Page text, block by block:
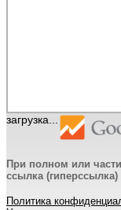
загрузка...
При полном или
ссылка (гиперссылка)
Политика